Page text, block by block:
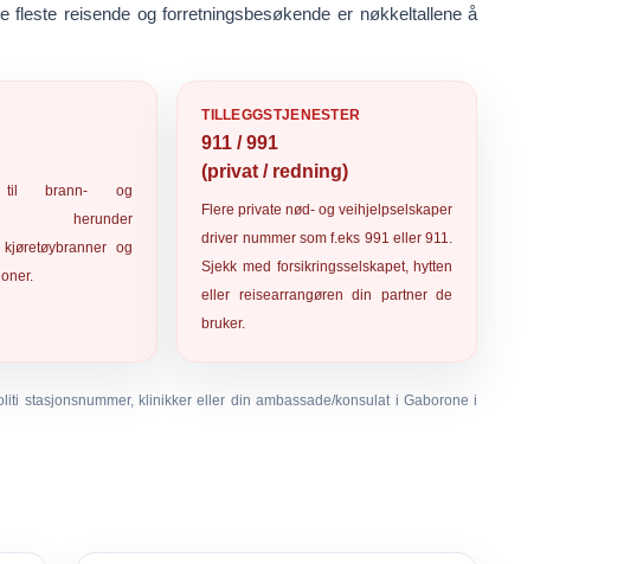
reisende og forretningsbesøkende er nøkkeltallene å
brann- og
herunder
og
TILLEGGSTJENESTER
911 / 991
(privat / redning)
Flere private nød- og veihjelpselskaper
driver nummer som f.eks 991 eller911.
Sjekk med forsikringsselskapet, hytten
eller reisearrangøren din partner de
bruker.
stasjonsnummer, klinikker eller din ambassade/konsulat i Gaborone i